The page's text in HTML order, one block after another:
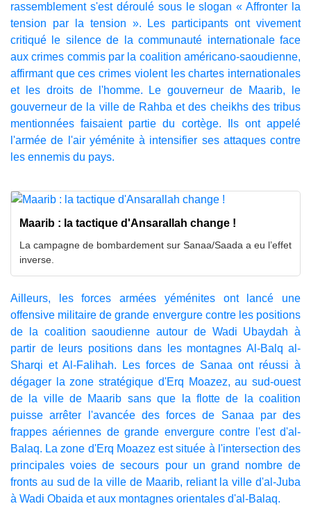
rassemblement s'est déroulé sous le slogan « Affronter la
tension par la tension ». Les participants ont vivement
critiqué le silence de la communauté internationale face
aux crimes commis par la coalition américano-saoudienne,
affirmant que ces crimes violent les chartes internationales
et les droits de l'homme. Le gouverneur de Maarib, le
gouverneur de la ville de Rahba et des cheikhs des tribus
mentionnées faisaient partie du cortège. Ils ont appelé
l'armée de l'air yéménite à intensifier ses attaques contre
les ennemis du pays.
Maarib : la tactique d'Ansarallah change !
La campagne de bombardement sur Sanaa/Saada a eu l’effet
inverse.
Ailleurs, les forces armées yéménites ont lancé une
offensive militaire de grande envergure contre les positions
de la coalition saoudienne autour de Wadi Ubaydah à
partir de leurs positions dans les montagnes Al-Balq al-
Sharqi et Al-Falihah. Les forces de Sanaa ont réussi à
dégager la zone stratégique d'Erq Moazez, au sud-ouest
de la ville de Maarib sans que la flotte de la coalition
puisse arrêter l'avancée des forces de Sanaa par des
frappes aériennes de grande envergure contre l'est d'al-
Balaq. La zone d'Erq Moazez est située à l'intersection des
principales voies de secours pour un grand nombre de
fronts au sud de la ville de Maarib, reliant la ville d'al-Juba
à Wadi Obaida et aux montagnes orientales d'al-Balaq.